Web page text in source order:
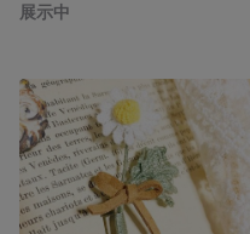
展示中